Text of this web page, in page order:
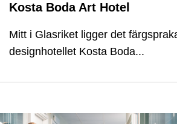
Kosta Boda Art Hotel
Mitt i Glasriket ligger det
designhotellet Kosta Boda...